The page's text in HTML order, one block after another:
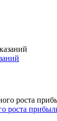
роста